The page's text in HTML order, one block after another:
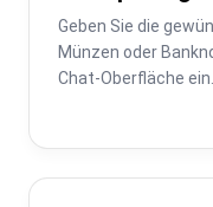
Geben Sie die
Münzen oder
Chat-Oberfläche ein.